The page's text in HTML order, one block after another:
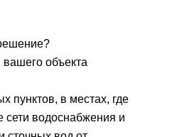
вашего объекта
пунктов, в местах, где
сети водоснабжения и